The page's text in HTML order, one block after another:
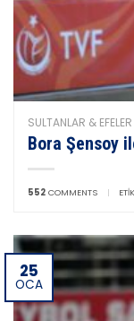
SULTANLAR & EFELER
Bora Şensoy
552 COMMENTS |
25
OCA